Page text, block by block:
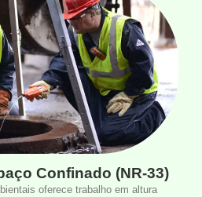
Confinado (NR-33)
oferece trabalho em altura